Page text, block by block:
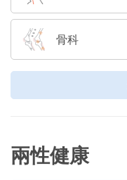
骨科
兩性健康